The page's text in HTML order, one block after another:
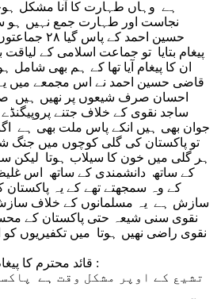
ہے وہاں طہارت کا آنا مشکل
نجاست اور طہارت جمع نہیں
حسین احمد کے
پیغام بتایا تو جماعت اسلامی کے لیاقت
ان کا پیغام آیا تھا کے ہم بھی شامل
قاضی حسین احمد نے اس مجمعے میں
احسان صرف شیعوں پر نھیں ہیں
ساجد نقوی کے خلاف جتنے
جوان بھی ہیں انکے پاس ملت بھی ہے اگر
تو پاکستان کی گلی کوچوں میں جنگ
ہر گلی میں خون کا سیلاب ہوتا لیکن
کے ساتھ دانشمندی کے ساتھ اس
کے وہ سمجھتے تھے کے یہ
سازش ہے یہ مسلمانوں کے خلاف
نقوی سنی شیعہ حتی پاکستان کے
نقوی راضی نھیں ہوتا میں تکفیریوں
قائد محترم کا پیغام علماء اور طلاب کے لیئے :
تشیع کے اوپر مشکل وقت ہے